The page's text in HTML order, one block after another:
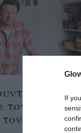
If
για να
τον
Jamie